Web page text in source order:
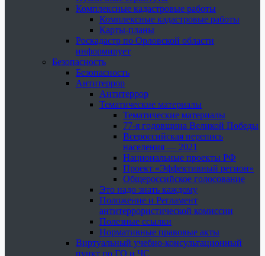
Комплексные кадастровые работы
Комплексные кадастровые работы
Карты-планы
Роскадастр по Орловской области
информирует
Безопасность
Безопасность
Антитеррор
Антитеррор
Тематические материалы
Тематические материалы
77-я годовщина Великой Победы
Всероссийская перепись
населения — 2021
Национальные проекты РФ
Проект «Эффективный регион»
Общероссийское голосование
Это надо знать каждому
Положение и Регламент
антитеррористической комиссии
Полезные ссылки
Нормативные правовые акты
Виртуальный учебно-консультационный
пункт по ГО и ЧС